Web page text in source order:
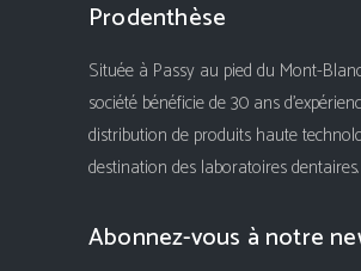
Prodenthèse
Située à Passy au pied du Mont-
société bénéficie de 30 ans
distribution de produits haute
destination des laboratoires dentaires.
Abonnez-vous à notre